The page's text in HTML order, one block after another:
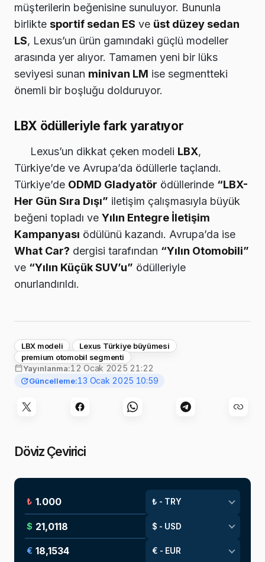
müşterilerin beğenisine sunuluyor. Bununla
birlikte sportif sedan ES ve üst düzey sedan
LS, Lexus’un ürün gamındaki güçlü modeller
arasında yer alıyor. Tamamen yeni bir lüks
seviyesi sunan minivan LM ise segmentteki
önemli bir boşluğu dolduruyor.
LBX ödülleriyle fark yaratıyor
Lexus’un dikkat çeken modeli LBX,
Türkiye’de ve Avrupa’da ödüllerle taçlandı.
Türkiye’de ODMD Gladyatör ödüllerinde “LBX-
Her Gün Sıra Dışı” iletişim çalışmasıyla büyük
beğeni topladı ve Yılın Entegre İletişim
Kampanyası ödülünü kazandı. Avrupa’da ise
What Car? dergisi tarafından “Yılın Otomobili”
ve “Yılın Küçük SUV’u” ödülleriyle
onurlandırıldı.
LBX modeli
Lexus Türkiye büyümesi
premium otomobil segmenti
Yayınlanma:12 Ocak 2025 21:22
Güncelleme:13 Ocak 2025 10:59
Döviz Çevirici
₺
$
€